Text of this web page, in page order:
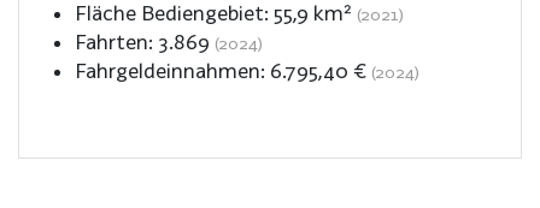
Fläche Bediengebiet: 55,9 km² (2021)
Fahrten: 3.869 (2024)
Fahrgeldeinnahmen: 6.795,40 € (2024)